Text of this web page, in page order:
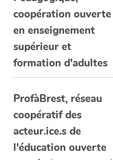
coopération ouverte
en enseignement
supérieur et
formation d'adultes
ProfàBrest, réseau
coopératif des
acteur.ice.s de
l'éducation ouverte